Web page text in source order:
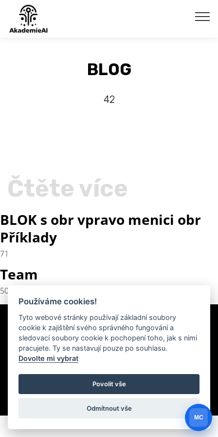
BLOG
42
Čtěte více
BLOK s obr vpravo menici obr
Příklady
71
Team
50
Newsletter
Created byRoman Kunert and his team| Powered byPublicMC
MediaMC
Používáme cookies!
Tyto webové stránky používají základní soubory
cookie k zajištění svého správného fungování a
sledovací soubory cookie k pochopení toho, jak s nimi
pracujete. Ty se nastavují pouze po souhlasu.
Dovolte mi vybrat
Povolit vše
Odmítnout vše
MC